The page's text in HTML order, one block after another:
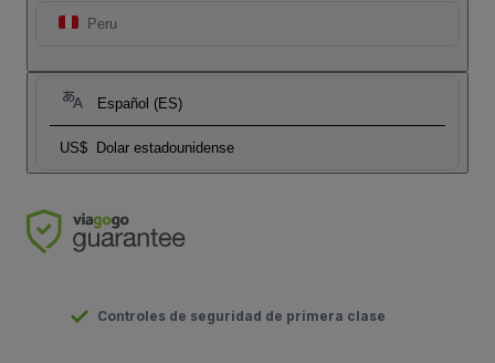
Peru
Español (ES)
US$ Dolar estadounidense
Controles de seguridad de primera clase